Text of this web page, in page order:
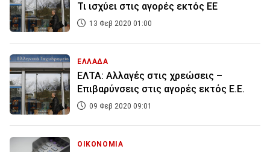
Τι ισχύει στις αγορές εκτός ΕΕ
13 Φεβ 2020 01:00
ΕΛΛΑΔΑ
ΕΛΤΑ: Αλλαγές στις χρεώσεις –
Επιβαρύνσεις στις αγορές εκτός Ε.Ε.
09 Φεβ 2020 09:01
ΟΙΚΟΝΟΜΙΑ